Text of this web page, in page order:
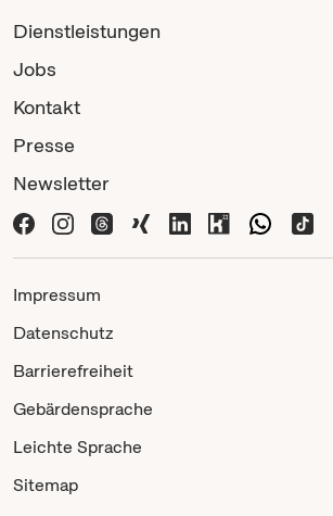
Dienstleistungen
Jobs
Kontakt
Presse
Newsletter
Impressum
Datenschutz
Barrierefreiheit
Gebärdensprache
Leichte Sprache
Sitemap